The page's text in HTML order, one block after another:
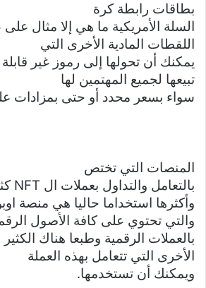
بطاقات رابطة كرة
السلة الأمريكية ما هي إلا مثال
اللقطات المادية الأخرى التي
يمكنك أن تحولها إلى رموز غير
تبيعها لجميع المهتمين لها
سواء بسعر محدد أو حتى بمزادات
المنصات التي تختص
بالتعامل والتداول بعملات ال NFT
والتي تحتوي على كافة الأصول
بالعملات الرقمية وطبعا هناك
الأخرى التي تتعامل بهذه العملة
ويمكنك أن تستخدمها.